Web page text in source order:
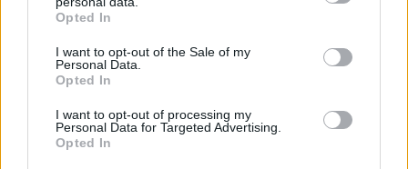
grant or deny consent to Google and its third-party tags to
use your data for below specified purposes in below Google
consent section.
Opted In
I want to opt-out of the Sale of my
Personal Data.
Opted In
I want to opt-out of processing my
Personal Data for Targeted Advertising.
Opted In